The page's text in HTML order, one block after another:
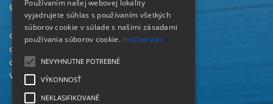
905 01 Senica
odd. beletrie 034/654 3780
odd. odbornej literatúry 034/651 2710
odd. pre deti a mládež 034/654 6519
Viac kontaktov nájdete
Používaním našej webovej lokality
vyjadrujete súhlas s používaním všetkých
súborov cookie v súlade s našimi zásadami
používania súborov cookie. Prečítať viac
NEVYHNUTNE POTREBNÉ
VÝKONNOSŤ
NEKLASIFIKOVANÉ